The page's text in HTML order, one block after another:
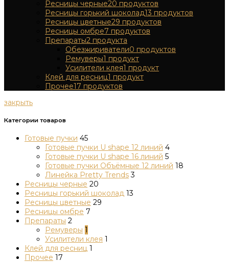
Ресницы черные20 продуктов
Ресницы горький шоколад13 продуктов
Ресницы цветные29 продуктов
Ресницы омбре7 продуктов
Препараты2 продукта
Обезжириватели0 продуктов
Ремуверы1 продукт
Усилители клея1 продукт
Клей для ресниц1 продукт
Прочее17 продуктов
закрыть
Категории товаров
Готовые пучки 45
Готовые пучки U shape 12 линий 4
Готовые пучки U shape 16 линий 5
Готовые пучки Объёмные 12 линий 18
Линейка Pretty Trends 3
Ресницы черные 20
Ресницы горький шоколад 13
Ресницы цветные 29
Ресницы омбре 7
Препараты 2
Ремуверы 1
Усилители клея 1
Клей для ресниц 1
Прочее 17